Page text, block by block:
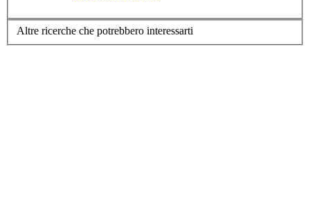
Altre ricerche che potrebbero interessarti